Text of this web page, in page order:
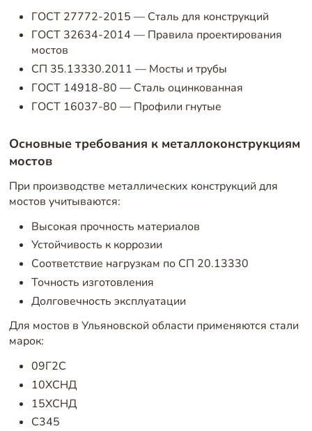
ГОСТ 27772-2015 — Сталь для конструкций
ГОСТ 32634-2014 — Правила проектирования
мостов
СП 35.13330.2011 — Мосты и трубы
ГОСТ 14918-80 — Сталь оцинкованная
ГОСТ 16037-80 — Профили гнутые
Основные требования к металлоконструкциям
мостов
При производстве металлических конструкций для
мостов учитываются:
Высокая прочность материалов
Устойчивость к коррозии
Соответствие нагрузкам по СП 20.13330
Точность изготовления
Долговечность эксплуатации
Для мостов в Ульяновской области применяются стали
марок:
09Г2С
10ХСНД
15ХСНД
С345